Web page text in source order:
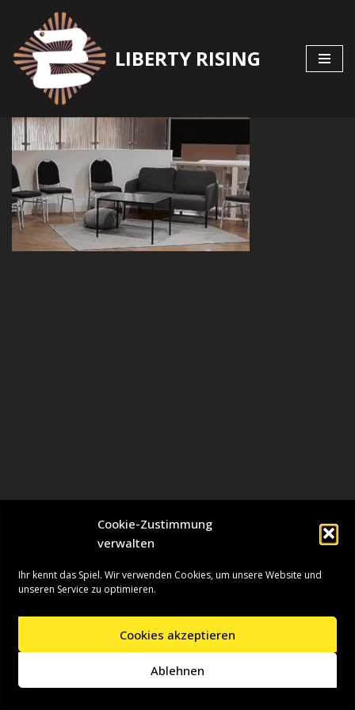
Cookie-Zustimmung
verwalten
Ihr kennt das Spiel. Wir verwenden Cookies, um unsere Website und
unseren Service zu optimieren.
Cookies akzeptieren
Ablehnen
Zum
Inhalt
springen
LIBERTY RISING
| Präsentiert vonWordPress
Presseinformationen